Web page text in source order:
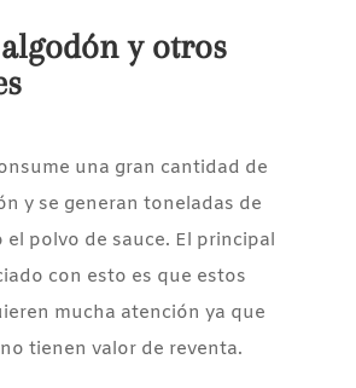
y otros
una gran cantidad de
y se generan toneladas de
el polvo de sauce. El principal
con esto es que estos
mucha atención ya que
tienen valor de reventa.